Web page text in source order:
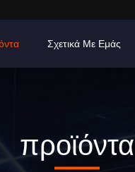
Σχετικά Με Εμάς
προϊόντα